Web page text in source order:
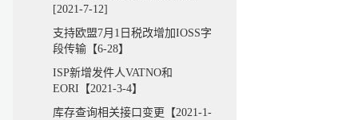
[2021-7-12]
支持欧盟7月1日税改增加IOSS字
段传输【6-28】
ISP新增发件人VATNO和
EORI【2021-3-4】
库存查询相关接口变更【2021-1-